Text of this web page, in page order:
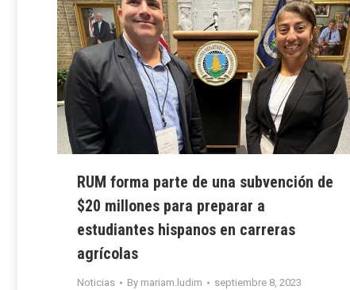
RUM forma parte de una subvención de
$20 millones para preparar a
estudiantes hispanos en carreras
agrícolas
Noticias By mariam.ludim septiembre 8, 2023